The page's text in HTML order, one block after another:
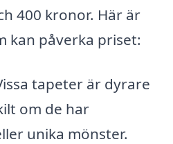
400 kronor. Här är
kan påverka priset:
tapeter är dyrare
om de har
unika mönster.